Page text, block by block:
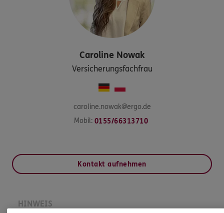
Caroline Nowak
Versicherungsfachfrau
caroline.nowak@ergo.de
Mobil: 0155/66313710
Kontakt aufnehmen
HINWEIS